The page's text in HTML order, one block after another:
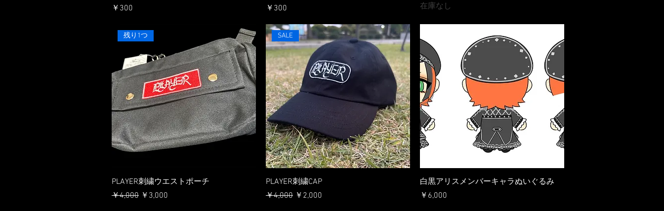
価格
￥300
価格
￥300
在庫なし
残り1つ
PLAYER刺繍ウエストポーチ
通常価格
￥4,000 セール価格
￥3,000
SALE
PLAYER刺繍CAP
通常価格
￥4,000 セール価格
￥2,000
白黒アリスメンバーキャラぬいぐるみ
価格
￥6,000